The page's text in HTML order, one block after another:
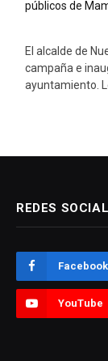
El alcalde de
campaña e
ayuntamiento.
REDES
Facebook
YouTube